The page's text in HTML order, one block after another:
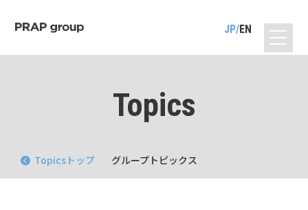
JP EN
Topics
グループトピックス
Topicsトップ